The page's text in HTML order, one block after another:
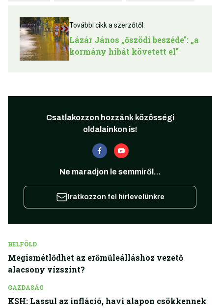
További cikk a szerzőtől:
Lázár János „őszödi beszéde": „a
kormány hibát követett el"
Csatlakozzon hozzánk közösségi
oldalainkon is!
Ne maradjon le semmiről...
Iratkozzon fel hírlevelünkre
BELFÖLD
Megismétlődhet az erőműleálláshoz vezető
alacsony vízszint?
GAZDASÁG
KSH: Lassul az infláció, havi alapon csökkennek